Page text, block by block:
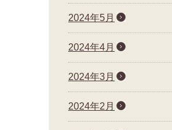
2024年5月
2024年4月
2024年3月
2024年2月